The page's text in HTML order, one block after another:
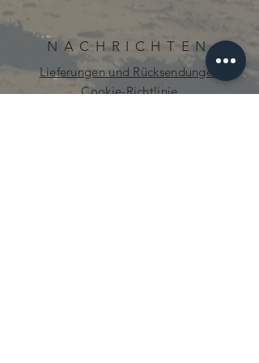
NACHRICHTEN
Lieferungen und Rücksendungen
Cookie-Richtlinie